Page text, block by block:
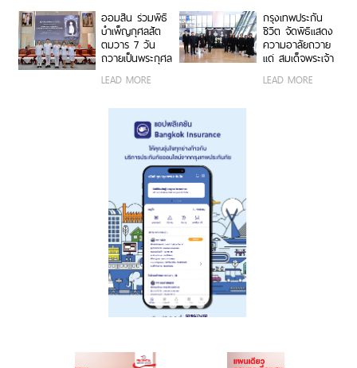
เทพยวดี กรม
หลวงราชสาริณี
สิริพัชร มหาวัชร
ราชธิดา
ออมสิน ร่วมพิธี
บำเพ็ญกุศลสัต
ตมวาร 7 วัน
ถวายเป็นพระกุศล
แด่ สมเด็จพระเจ้า
ลูกเธอ เจ้าฟ้าพัช
ราเทพยวดี กรม
หลวงราชสาริณี
สิริพัชร มหาวัชร
ราชธิดา
LEAD MORE
กรุงเทพประกัน
ชีวิต จัดพิธีแสดง
ความอาลัยถวาย
แด่ สมเด็จพระเจ้า
ลูกเธอ เจ้าฟ้าพัช
รกิติยาภา นเรนทิ
LEAD MORE